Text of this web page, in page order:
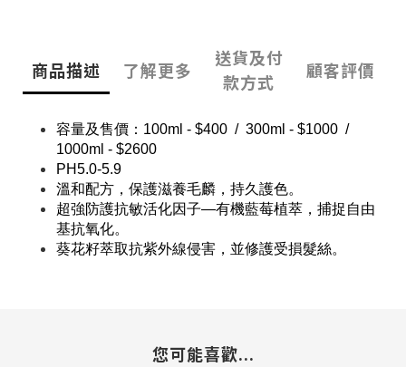
商品描述 了解更多
送貨及付
款方式
顧客評價
容量及售價：100ml - $400  /  300ml - $1000  /
1000ml - $2600
PH5.0-5.9
溫和配方，保護滋養毛麟，持久護色。
超強防護抗敏活化因子—有機藍莓植萃，捕捉自由
基抗氧化。
葵花籽萃取抗紫外線侵害，並修護受損髮絲。
您可能喜歡...